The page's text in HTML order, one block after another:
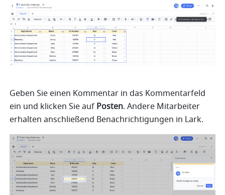
Geben Sie einen Kommentar in das Kommentarfeld
ein und klicken Sie auf Posten. Andere Mitarbeiter
erhalten anschließend Benachrichtigungen in Lark.